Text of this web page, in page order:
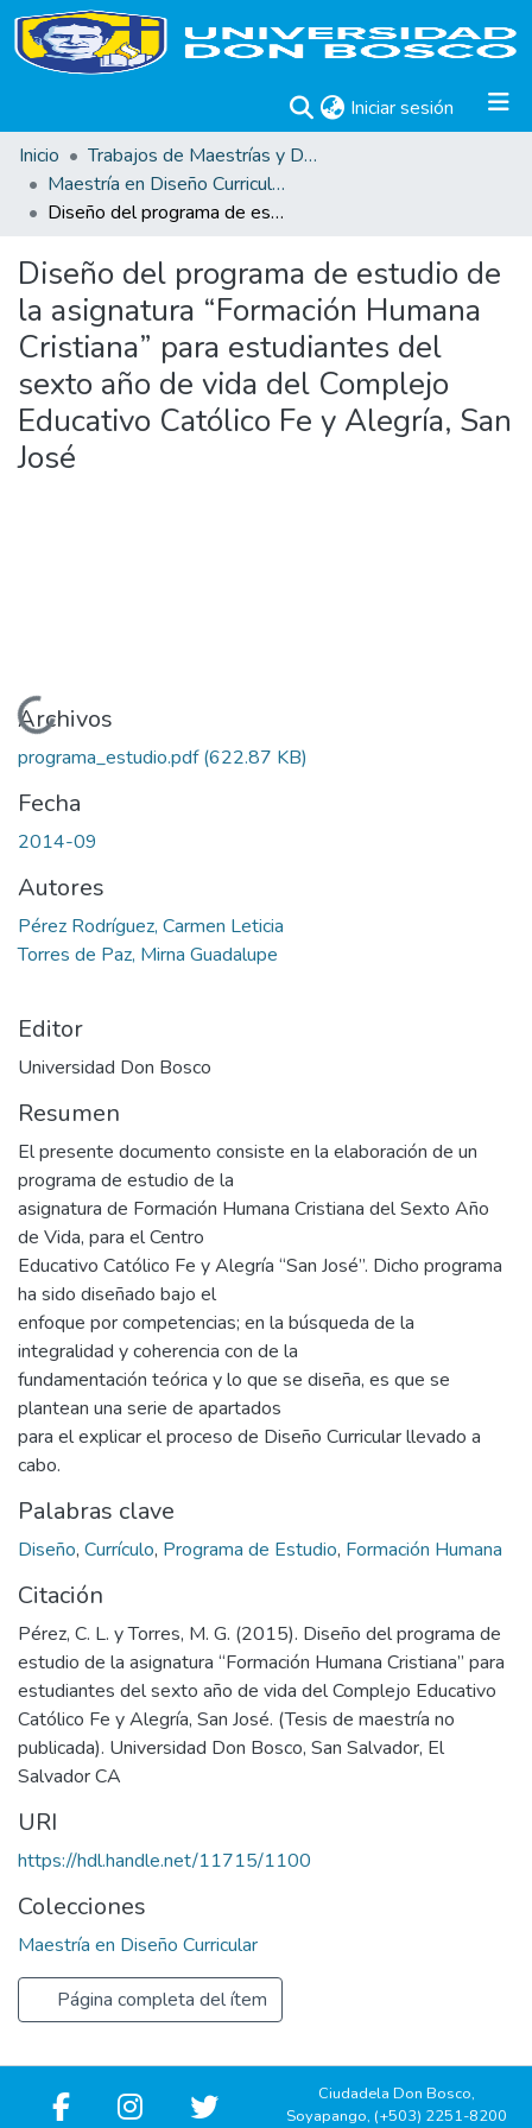
Iniciar sesión (current)
Inicio
Trabajos de Maestrías y Doctorados
Maestría en Diseño Curricular
Diseño del programa de estudio de la asignatura “Formación Humana Cristiana” para estudiantes del sexto año de vida del Complejo Educativo Católico Fe y Alegría, San José
Diseño del programa de estudio de
la asignatura “Formación Humana
Cristiana” para estudiantes del
sexto año de vida del Complejo
Educativo Católico Fe y Alegría, San
José
Cargando...
Archivos
programa_estudio.pdf(622.87 KB)
Fecha
2014-09
Autores
Pérez Rodríguez, Carmen Leticia
Torres de Paz, Mirna Guadalupe
Editor
Universidad Don Bosco
Resumen
El presente documento consiste en la elaboración de un
programa de estudio de la
asignatura de Formación Humana Cristiana del Sexto Año
de Vida, para el Centro
Educativo Católico Fe y Alegría “San José”. Dicho programa
ha sido diseñado bajo el
enfoque por competencias; en la búsqueda de la
integralidad y coherencia con de la
fundamentación teórica y lo que se diseña, es que se
plantean una serie de apartados
para el explicar el proceso de Diseño Curricular llevado a
cabo.
Palabras clave
Diseño, Currículo, Programa de Estudio, Formación Humana
Citación
Pérez, C. L. y Torres, M. G. (2015). Diseño del programa de
estudio de la asignatura “Formación Humana Cristiana” para
estudiantes del sexto año de vida del Complejo Educativo
Católico Fe y Alegría, San José. (Tesis de maestría no
publicada). Universidad Don Bosco, San Salvador, El
Salvador CA
URI
https://hdl.handle.net/11715/1100
Colecciones
Maestría en Diseño Curricular
Página completa del ítem
Ciudadela Don Bosco,
Soyapango, (+503) 2251-8200